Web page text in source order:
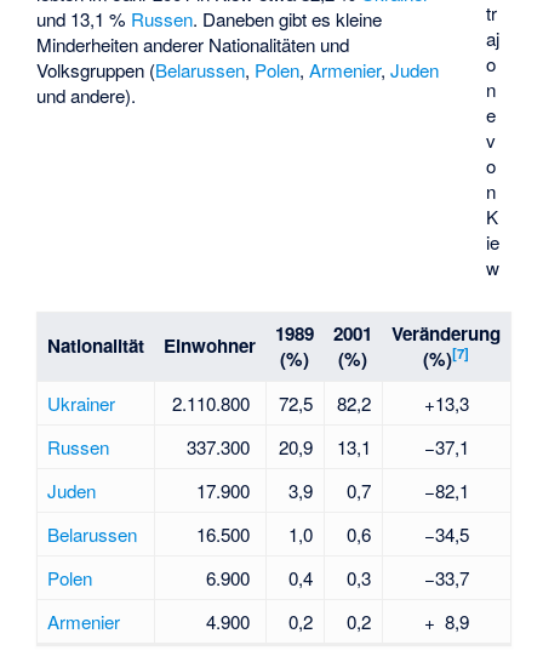
tr
aj
o
n
e
v
o
n
K
ie
w
und 13,1 % Russen. Daneben gibt es kleine
Minderheiten anderer Nationalitäten und
Volksgruppen (Belarussen, Polen,Armenier,Juden
und andere).
Nationalität Einwohner
1989
(%)
2001
(%)
Veränderung
(%)[7]
Ukrainer 2.110.800 72,5 82,2
+13,3
Russen
337.300 20,9 13,1
−37,1
Juden
17.900 3,9 0,7
−82,1
Belarussen
16.500 1,0 0,6
−34,5
Polen
6.900 0,4 0,3
−33,7
Armenier
4.900 0,2 0,2 + 8,9